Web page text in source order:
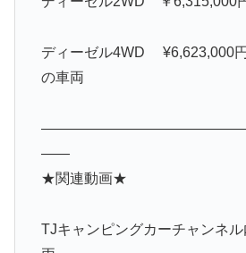
ディーゼル4WD ¥6,623,000
の車両
——
★関連動画★
TJキャンピングカーチャンネ